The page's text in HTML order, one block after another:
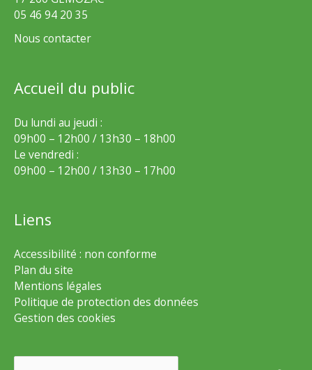
05 46 94 20 35
Nous contacter
Accueil du public
Du lundi au jeudi :
09h00 – 12h00 / 13h30 – 18h00
Le vendredi :
09h00 – 12h00 / 13h30 – 17h00
Liens
Accessibilité : non conforme
Plan du site
Mentions légales
Politique de protection des données
Gestion des cookies